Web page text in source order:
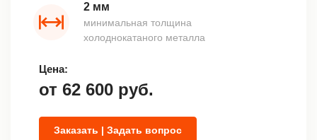
2 мм
минимальная толщина
холоднокатаного металла
Цена:
от 62 600 руб.
Заказать | Задать вопрос